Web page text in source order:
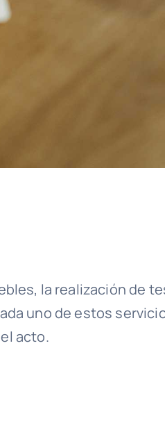
la realización de
uno de estos
acto.